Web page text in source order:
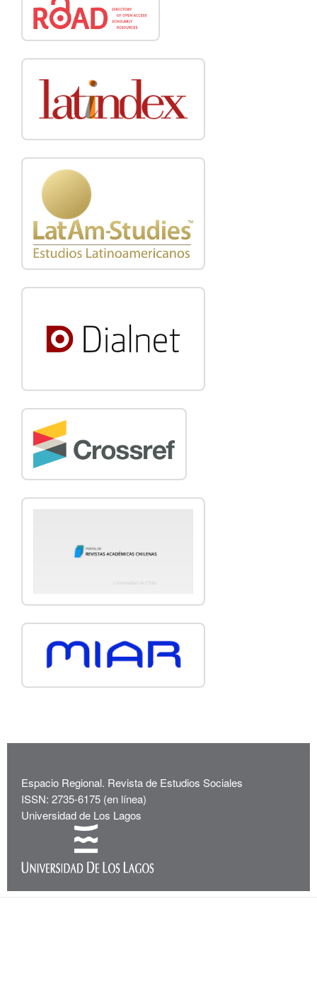
Espacio Regional. Revista de Estudios Sociales
ISSN: 2735-6175 (en línea)
Universidad de Los Lagos